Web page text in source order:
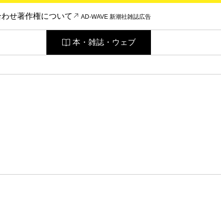
わせ著作権について AD-WAVE 新潮社雑誌広告
本・雑誌・ウェブ